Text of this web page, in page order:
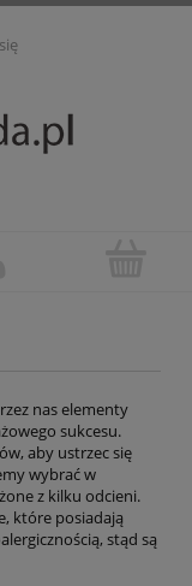
nas elementy
sukcesu.
aby ustrzec się
wybrać w
z kilku odcieni.
które posiadają
stąd są